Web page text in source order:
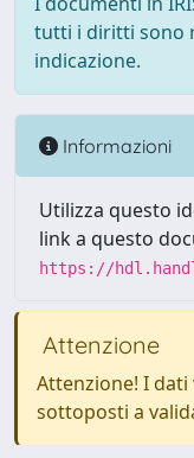
tutti i diritti sono
indicazione.
Informazioni
Utilizza questo
link a questo
https://
Attenzione
Attenzione! I
sottoposti a